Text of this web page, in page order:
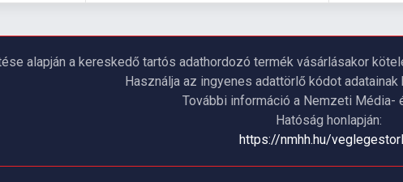
alapján a kereskedő tartós adathordozó termék vásárlásakor
Használja az ingyenes adattörlő kódot
További információ a Nemzeti Média-
Hatóság honlapján:
https://nmhh.hu/